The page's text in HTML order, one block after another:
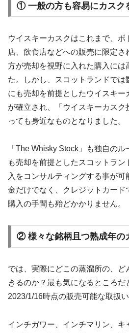
① 一般の方も容易にカスク
ウイスキーカスクはこれまで、ボ
店、飲食店などへの販売に限定
方が売却を視野に入れた購入には
た。しかし、スコットランドでは
にも売却を前提としたウイスキー
が確立され、「ウイスキーカスク
っても身近なものとなりました。
「The Whisky Stock」も独自の
も売却を前提としたスコットラ
入をコンサルティングする事が
金だけでなく、クレジットカード
購入の手間も殆どかかりません。
② 様々な銘柄且つ熟成年の
では、実際にどこの蒸溜所の、
きるのか？最も気になるところだ
2023/1/16時点の販売可能な取扱い
インチガワー、インチマリン、キ